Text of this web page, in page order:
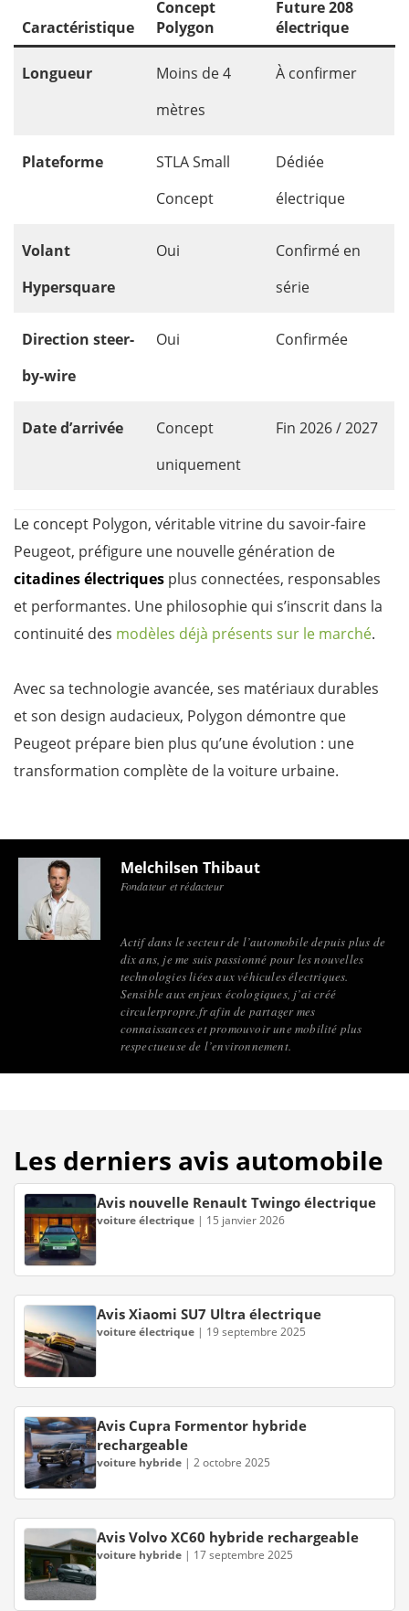
Caractéristique
Concept
Polygon
Future 208
électrique
Longueur
Moins de 4
mètres
À confirmer
Plateforme
STLA Small
Concept
Dédiée
électrique
Volant
Hypersquare
Oui
Confirmé en
série
Direction steer-
by-wire
Oui Confirmée
Date d’arrivée
Concept
uniquement
Fin 2026 / 2027
Le concept Polygon, véritable vitrine du savoir-faire
Peugeot, préfigure une nouvelle génération de
citadines électriques plus connectées, responsables
et performantes. Une philosophie qui s’inscrit dans la
continuité des modèles déjà présents sur le marché.
Avec sa technologie avancée, ses matériaux durables
et son design audacieux, Polygon démontre que
Peugeot prépare bien plus qu’une évolution : une
transformation complète de la voiture urbaine.
Melchilsen Thibaut
Fondateur et rédacteur
Actif dans le secteur de l’automobile depuis plus de
dix ans, je me suis passionné pour les nouvelles
technologies liées aux véhicules électriques.
Sensible aux enjeux écologiques, j’ai créé
circulerpropre.fr afin de partager mes
connaissances et promouvoir une mobilité plus
respectueuse de l’environnement.
Les derniers avis automobile
Avis nouvelle Renault Twingo électrique
voiture électrique | 15 janvier 2026
Avis Xiaomi SU7 Ultra électrique
voiture électrique | 19 septembre 2025
Avis Cupra Formentor hybride
rechargeable
voiture hybride | 2 octobre 2025
Avis Volvo XC60 hybride rechargeable
voiture hybride | 17 septembre 2025